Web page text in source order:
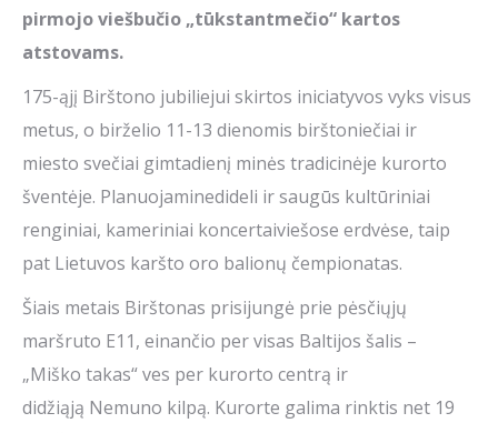
pirmojo viešbučio „tūkstantmečio“ kartos
atstovams.
175-ąjį Birštono jubiliejui skirtos iniciatyvos vyks visus
metus, o birželio 11-13 dienomis birštoniečiai ir
miesto svečiai gimtadienį minės tradicinėje kurorto
šventėje. Planuojaminedideli ir saugūs kultūriniai
renginiai, kameriniai koncertaiviešose erdvėse, taip
pat Lietuvos karšto oro balionų čempionatas.
Šiais metais Birštonas prisijungė prie pėsčiųjų
maršruto E11, einančio per visas Baltijos šalis –
„Miško takas“ ves per kurorto centrą ir
didžiąją Nemuno kilpą. Kurorte galima rinktis net 19